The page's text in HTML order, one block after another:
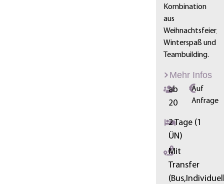
Kombination
aus
Weihnachtsfeier,
Winterspaß und
Teambuilding.
Mehr Infos
ab
20
Auf
Anfrage
2 Tage (1
ÜN)
Mit
Transfer